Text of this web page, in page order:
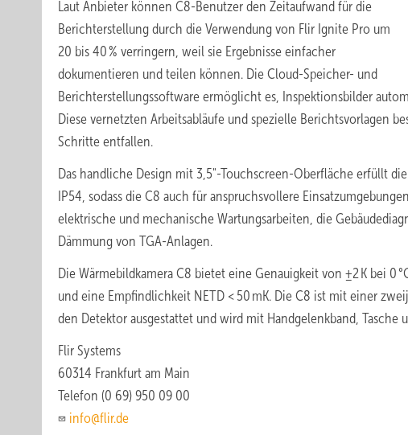
Laut Anbieter können C8-Benutzer den Zeitaufwand für die
Berichterstellung durch die Verwendung von Flir Ignite Pro um
20 bis 40 % verringern, weil sie Ergebnisse einfacher
dokumentieren und teilen können. Die Cloud-Speicher- und
Berichterstellungssoftware ermöglicht es, Inspektionsbilder
Diese vernetzten Arbeitsabläufe und spezielle Berichtsvorlagen
Schritte entfallen.
Das handliche Design mit 3,5"-Touchscreen-Oberfläche erfüllt
IP54, sodass die C8 auch für anspruchsvollere
elektrische und mechanische Wartungsarbeiten, die
Dämmung von TGA-Anlagen.
Die Wärmebildkamera C8 bietet eine Genauigkeit von ±2 K bei 0
und eine Empfindlichkeit NETD < 50 mK. Die C8 ist mit einer
den Detektor ausgestattet und wird mit Handgelenkband, Tasche
Flir Systems
60314 Frankfurt am Main
Telefon (0 69) 950 09 00
info@flir.de